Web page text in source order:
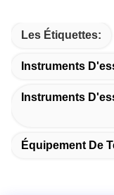
Les Étiquettes:
Instruments
Instruments
Équipement De